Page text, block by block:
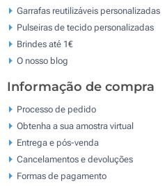
Garrafas reutilizáveis personalizadas
Pulseiras de tecido personalizadas
Brindes até 1€
O nosso blog
Informação de compra
Processo de pedido
Obtenha a sua amostra virtual
Entrega e pós-venda
Cancelamentos e devoluções
Formas de pagamento